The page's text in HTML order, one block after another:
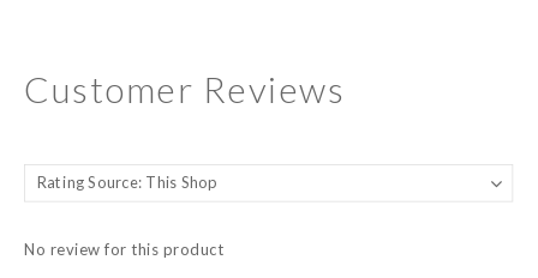
Customer Reviews
No review for this product